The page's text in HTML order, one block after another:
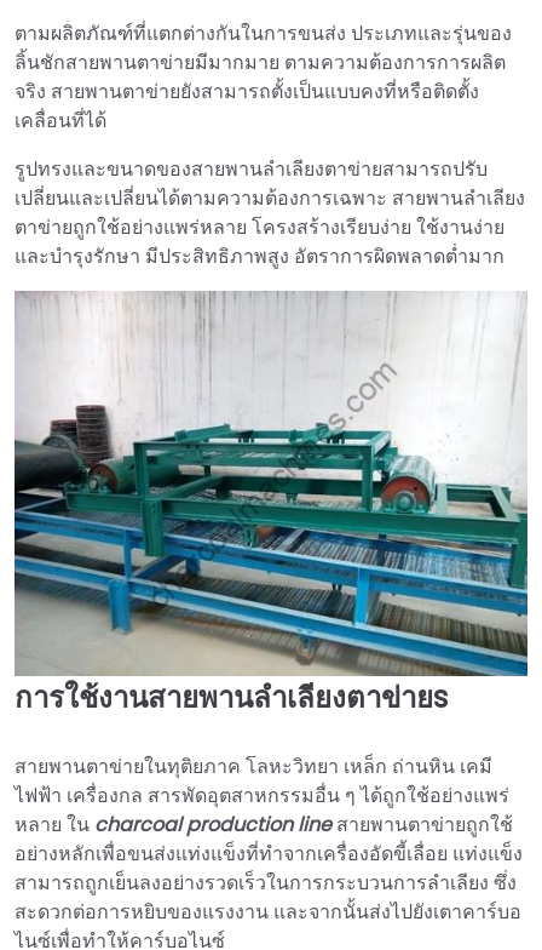
ตามผลิตภัณฑ์ที่แตกต่างกันในการขนส่ง ประเภทและรุ่นของ
ลิ้นชักสายพานตาข่ายมีมากมาย ตามความต้องการการผลิต
จริง สายพานตาข่ายยังสามารถตั้งเป็นแบบคงที่หรือติดตั้ง
เคลื่อนที่ได้
รูปทรงและขนาดของสายพานลำเลียงตาข่ายสามารถปรับ
เปลี่ยนและเปลี่ยนได้ตามความต้องการเฉพาะ สายพานลำเลียง
ตาข่ายถูกใช้อย่างแพร่หลาย โครงสร้างเรียบง่าย ใช้งานง่าย
และบำรุงรักษา มีประสิทธิภาพสูง อัตราการผิดพลาดต่ำมาก
การใช้งานสายพานลำเลียงตาข่ายs
สายพานตาข่ายในทุติยภาค โลหะวิทยา เหล็ก ถ่านหิน เคมี
ไฟฟ้า เครื่องกล สารพัดอุตสาหกรรมอื่น ๆ ได้ถูกใช้อย่างแพร่
หลาย ใน charcoal production lineสายพานตาข่ายถูกใช้
อย่างหลักเพื่อขนส่งแท่งแข็งที่ทำจากเครื่องอัดขี้เลื่อย แท่งแข็ง
สามารถถูกเย็นลงอย่างรวดเร็วในการกระบวนการลำเลียง ซึ่ง
สะดวกต่อการหยิบของแรงงาน และจากนั้นส่งไปยังเตาคาร์บอ
ไนซ์เพื่อทำให้คาร์บอไนซ์